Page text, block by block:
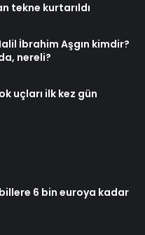
tekne kurtarıldı
İbrahim Aşgın kimdir?
nereli?
uçları ilk kez gün
6 bin euroya kadar